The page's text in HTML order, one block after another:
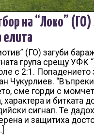
на “Локо” (ГО)
елита
(ГО) загуби
група срещу УФК
с 2:1. Попадението
Чукурлиев. “Въпреки
сме горди с
характера и битката
сигнал. Те
и защитиха